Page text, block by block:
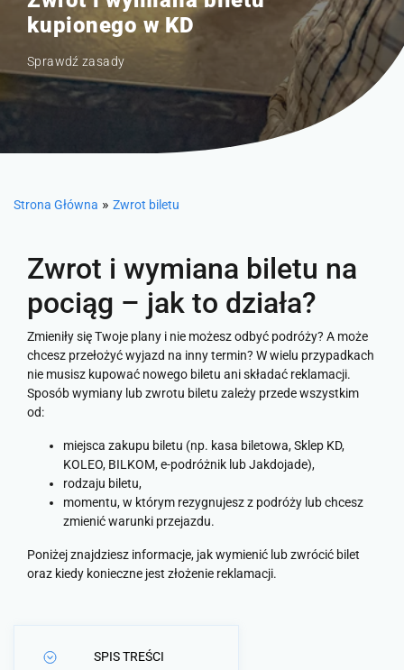
kupionego w KD
Sprawdź zasady
Strona Główna » Zwrot biletu
Zwrot i wymiana biletu na
pociąg – jak to działa?
Zmieniły się Twoje plany i nie możesz odbyć podróży? A może
chcesz przełożyć wyjazd na inny termin? W wielu przypadkach
nie musisz kupować nowego biletu ani składać reklamacji.
Sposób wymiany lub zwrotu biletu zależy przede wszystkim
od:
miejsca zakupu biletu (np. kasa biletowa, Sklep KD,
KOLEO, BILKOM, e-podróżnik lub Jakdojade),
rodzaju biletu,
momentu, w którym rezygnujesz z podróży lub chcesz
zmienić warunki przejazdu.
Poniżej znajdziesz informacje, jak wymienić lub zwrócić bilet
oraz kiedy konieczne jest złożenie reklamacji.
SPIS TREŚCI